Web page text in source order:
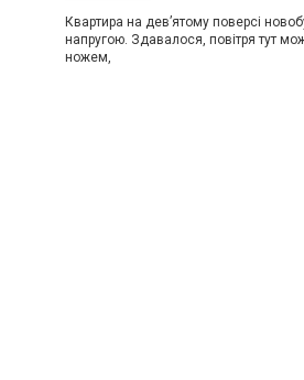
Квартира на дев’ятому поверсі
напругою. Здавалося, повітря тут
ножем,